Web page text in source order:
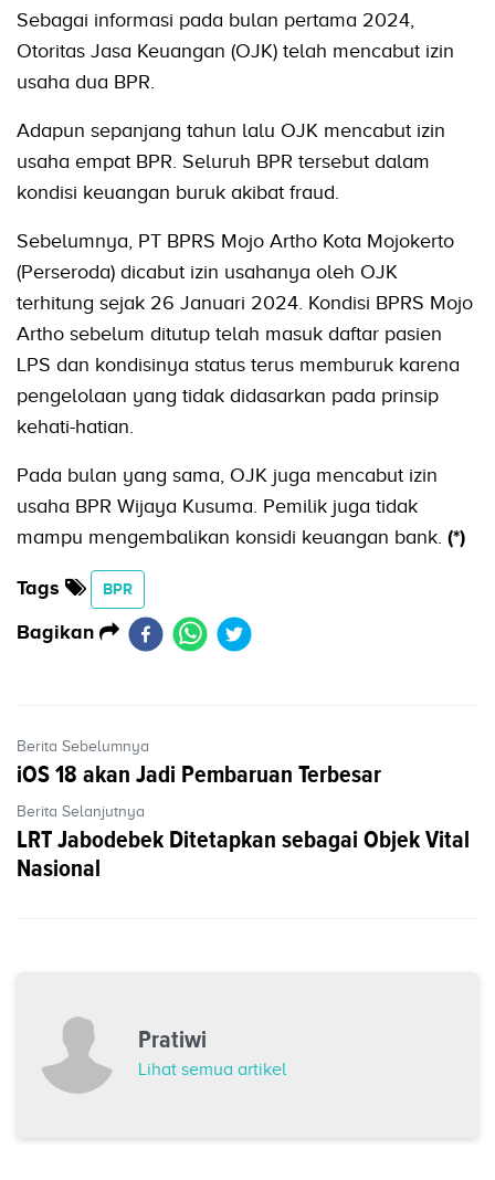
Sebagai informasi pada bulan pertama 2024,
Otoritas Jasa Keuangan (OJK) telah mencabut izin
usaha dua BPR.
Adapun sepanjang tahun lalu OJK mencabut izin
usaha empat BPR. Seluruh BPR tersebut dalam
kondisi keuangan buruk akibat fraud.
Sebelumnya, PT BPRS Mojo Artho Kota Mojokerto
(Perseroda) dicabut izin usahanya oleh OJK
terhitung sejak 26 Januari 2024. Kondisi BPRS Mojo
Artho sebelum ditutup telah masuk daftar pasien
LPS dan kondisinya status terus memburuk karena
pengelolaan yang tidak didasarkan pada prinsip
kehati-hatian.
Pada bulan yang sama, OJK juga mencabut izin
usaha BPR Wijaya Kusuma. Pemilik juga tidak
mampu mengembalikan konsidi keuangan bank. (*)
Tags BPR
Bagikan
Berita Sebelumnya
iOS 18 akan Jadi Pembaruan Terbesar
Berita Selanjutnya
LRT Jabodebek Ditetapkan sebagai Objek Vital
Nasional
Pratiwi
Lihat semua artikel